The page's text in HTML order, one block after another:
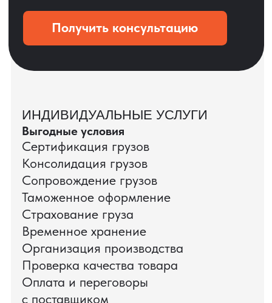
Оставить заявку
КЕЙС ПАО «РОСТЕЛЕКОМ»
ПАО «Ростелеком» доверяет нам полный
цикл международных поставок — от
поиска и проверки поставщиков до
доставки оборудования.
Мы обеспечили полный цикл работ:
проверку продукции, логистику,
таможенное оформление и контроль
сроков. В результате все товары были
доставлены точно в срок и без
дополнительных рисков.
PRO TORG — проверенный партнёр по
международной логистике для ведущих
федеральных компаний.